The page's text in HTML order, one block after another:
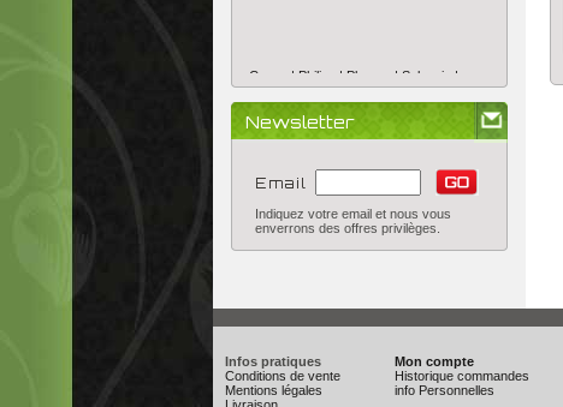
Newsletter
Email
Indiquez votre email et nous vous
enverrons des offres privilèges.
Infos pratiques
Conditions de vente
Mentions légales
Mon compte
Historique commandes
info Personnelles